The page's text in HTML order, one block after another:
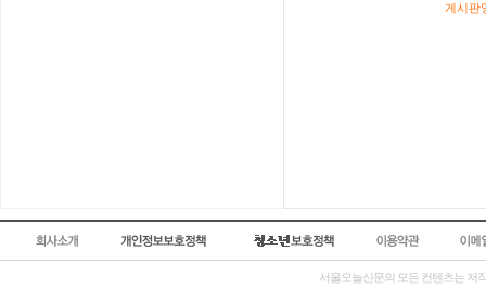
게시판
서울오늘신문의 모든 컨텐츠는 저